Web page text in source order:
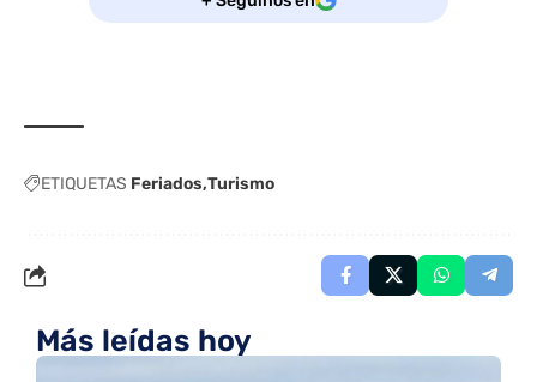
ETIQUETAS Feriados Turismo
Más leídas hoy